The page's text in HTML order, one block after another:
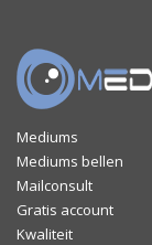
Mediums
Mediums bellen
Mailconsult
Gratis account
Kwaliteit